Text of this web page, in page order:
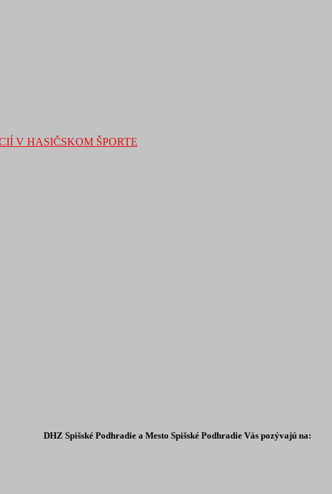
V HASIČSKOM ŠPORTE
DHZ Spišské Podhradie a Mesto Spišské Podhradie Vás pozývajú na: